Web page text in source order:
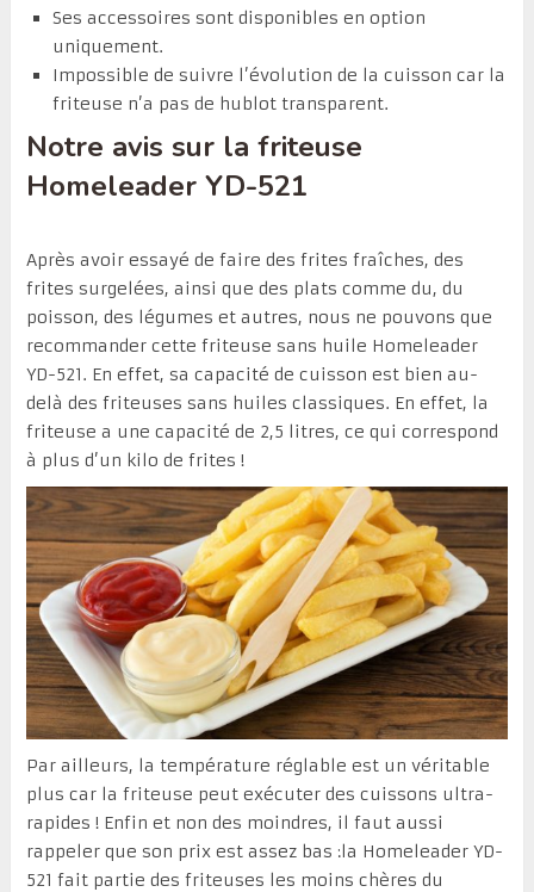
Ses accessoires sont disponibles en option
uniquement.
Impossible de suivre l’évolution de la cuisson car la
friteuse n’a pas de hublot transparent.
Notre avis sur la friteuse
Homeleader YD-521
Après avoir essayé de faire des frites fraîches, des
frites surgelées, ainsi que des plats comme du, du
poisson, des légumes et autres, nous ne pouvons que
recommander cette friteuse sans huile Homeleader
YD-521. En effet, sa capacité de cuisson est bien au-
delà des friteuses sans huiles classiques. En effet, la
friteuse a une capacité de 2,5 litres, ce qui correspond
à plus d’un kilo de frites !
Par ailleurs, la température réglable est un véritable
plus car la friteuse peut exécuter des cuissons ultra-
rapides ! Enfin et non des moindres, il faut aussi
rappeler que son prix est assez bas :la Homeleader YD-
521 fait partie des friteuses les moins chères du